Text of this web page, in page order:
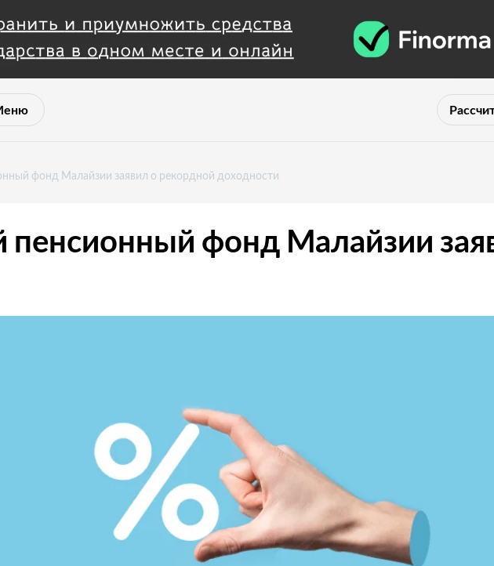
фонд Малайзии заявил о рекордной доходности
фонд Малайзии